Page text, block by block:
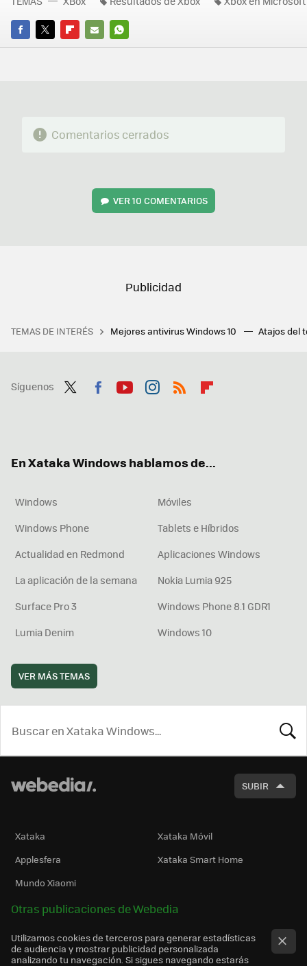
FACEBOOK
TWITTERFLIPBOARD
E-
WHATSAPP
Comentarios cerrados
VER10 COMENTARIOS
TEMAS DE INTERÉS Mejores antivirus Windows 10 Atajos del
Síguenos
En Xataka Windows hablamos de...
Windows
Móviles
Windows Phone
Tablets e Híbridos
Actualidad en Redmond
Aplicaciones Windows
La aplicación de la semana
Nokia Lumia 925
Surface Pro 3
Windows Phone 8.1 GDR1
Lumia Denim
Windows 10
VER MÁS TEMAS
SUBIR
Xataka
Xataka Móvil
Applesfera
Xataka Smart Home
Mundo Xiaomi
Otras publicaciones de Webedia
Utilizamos cookies de terceros para generar estadísticas
de audiencia y mostrar publicidad personalizada
analizando tu navegación. Si sigues navegando estarás